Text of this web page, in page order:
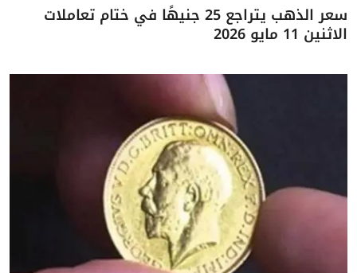
سعر الذهب يتراجع 25 جنيهًا في ختام تعاملات
الاثنين 11 مايو 2026